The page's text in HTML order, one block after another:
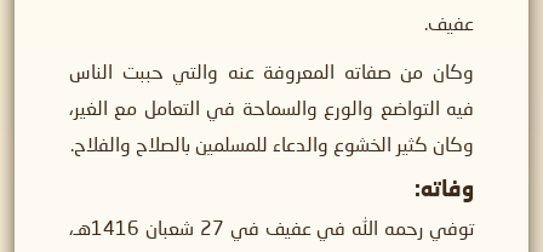
عفيف.
وكان من صفاته المعروفة عنه والتي حببت الناس
فيه التواضع والورع والسماحة في التعامل مع الغير،
وكان كثير الخشوع والدعاء للمسلمين بالصلاح والفلاح.
وفاته:
توفي رحمه الله في عفيف في 27 شعبان 1416هـ،